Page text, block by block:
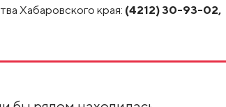
Хабаровского края: (4212) 30-93-02,